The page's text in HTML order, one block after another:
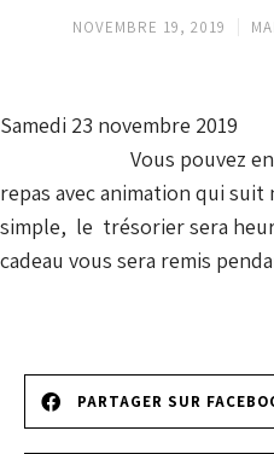
NOVEMBRE 19, 2019
Samedi 23
Vous pouvez encore
repas avec animation qui
simple, le trésorier sera
cadeau vous sera remis
PARTAGER SUR